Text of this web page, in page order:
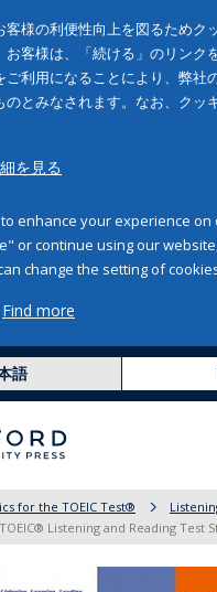
客様の利便性向上を図るためク
お客様は、「続ける」のリンク
ご利用になることにより、弊社
のとみなされます。なお、クッ
を見る
enhance your experience on
or continue using our
change the setting of
Find more
語
for the TOEIC Test®
Listening and Reading Test